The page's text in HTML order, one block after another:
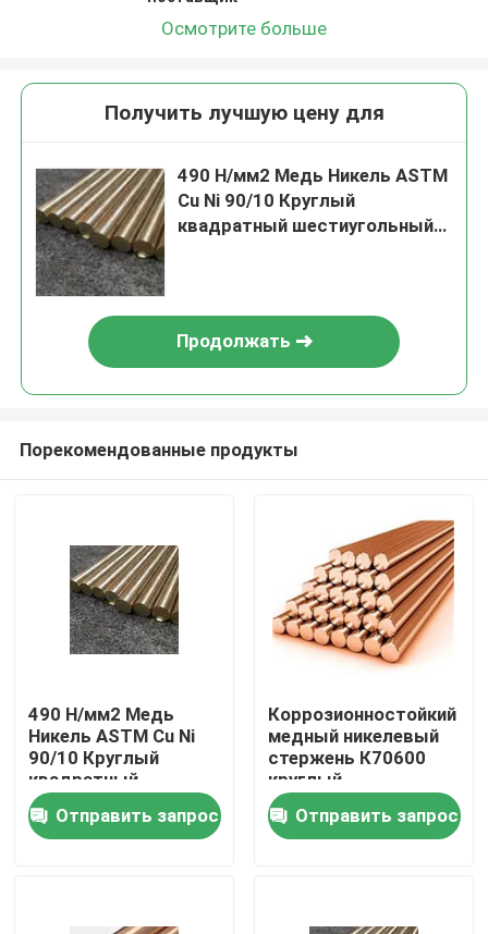
Товары
О нас
Осмотрите больше
Получить лучшую цену для
490 Н/мм2 Медь Никель ASTM
Cu Ni 90/10 Круглый
квадратный шестиугольный
Продолжать
Порекомендованные продукты
490 Н/мм2 Медь
Никель ASTM Cu Ni
90/10 Круглый
квадратный
шестиугольный
стержень Точка
плавления 1350.C
Отправить запрос
Коррозионностойкий
медный никелевый
стержень К70600
круглый
высокопрочный для
морского
использования
Отправить запрос